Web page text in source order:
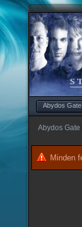
Abydos Gate
Abydos Gate
Minden